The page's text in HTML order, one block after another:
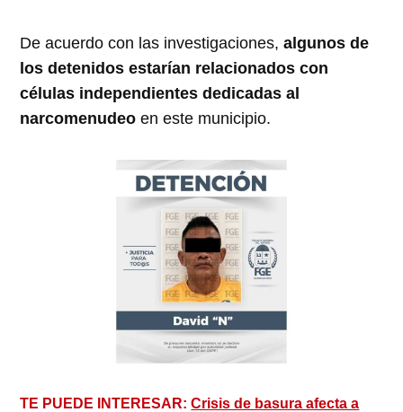
De acuerdo con las investigaciones,algunos de
los detenidos estarían relacionados con
células independientes dedicadas al
narcomenudeo en este municipio.
TE PUEDE INTERESAR:Crisis de basura afecta a